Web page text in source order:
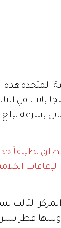
المتحدة
تبلغ 238.06 ميجا
تطبيقاً